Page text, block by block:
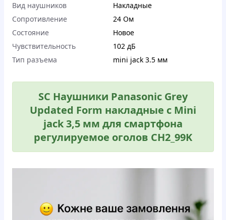
Вид наушников
Накладные
Сопротивление
24 Ом
Состояние
Новое
Чувствительность
102 дБ
Тип разъема
mini jack 3.5 мм
SC Наушники Panasonic Grey
Updated Form накладные с Mini
jack 3,5 мм для смартфона
регулируемое оголов CH2_99K